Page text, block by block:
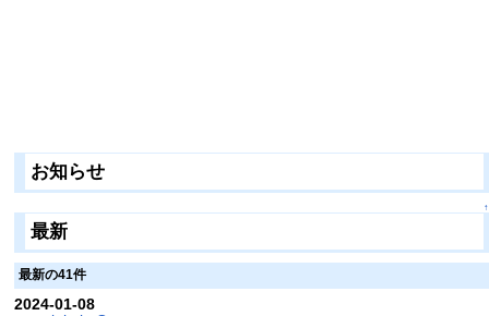
お知らせ
↑
最新
最新の41件
2024-01-08